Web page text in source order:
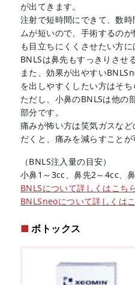
が出てきます。
注射で短時間にできて、数
ムが短いので、手術するの
も目立ちにくくさせたい方に
BNLSは鼻先もすっきりさせ
また、効果が出やすい
を出しやすくしたい方はそち
ただし、小鼻のBNLSは他の
部分です。
痛みが怖い方は笑気ガスな
だくと、痛みを減らすことが
（BNLS注入量の目安）
小鼻1～3cc、鼻先2～4cc、
BNLSについて詳しくはこち
BNLSneoについて詳しくは
ボトックス